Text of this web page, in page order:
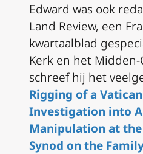
Edward was ook
Land Review, een
kwartaalblad
Kerk en het
schreef hij het
Rigging of a
Investigation into
Manipulation at
Synod on the